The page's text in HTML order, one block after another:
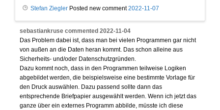
Stefan Ziegler Posted new comment2022-11-07
sebastiankruse commented 2022-11-04
Das Problem dabei ist, dass man bei vielen Programmen gar nicht
von außen an die Daten heran kommt. Das schon alleine aus
Sicherheits- und/oder Datenschutzgründen.
Dazu kommt noch, dass in den Programmen teilweise Logiken
abgebildet werden, die beispielsweise eine bestimmte Vorlage für
den Druck auswählen. Dazu passend sollte dann das
entsprechende Briefpapier ausgewählt werden. Wenn ich jetzt das
ganze über ein externes Programm abbilde, müsste ich diese